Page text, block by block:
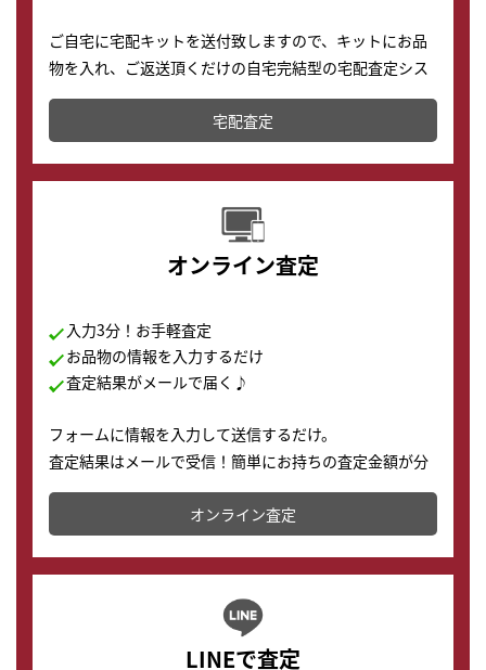
ご自宅に宅配キットを送付致しますので、キットにお品
物を入れ、ご返送頂くだけの自宅完結型の宅配査定シス
テムです。
配送でも簡単&安全に査定・買取に出すことが可能で
す。
宅配査定
オンライン査定
入力3分！お手軽査定
お品物の情報を入力するだけ
査定結果がメールで届く♪
フォームに情報を入力して送信するだけ。
査定結果はメールで受信！簡単にお持ちの査定金額が分
かります。
オンライン査定
LINEで査定